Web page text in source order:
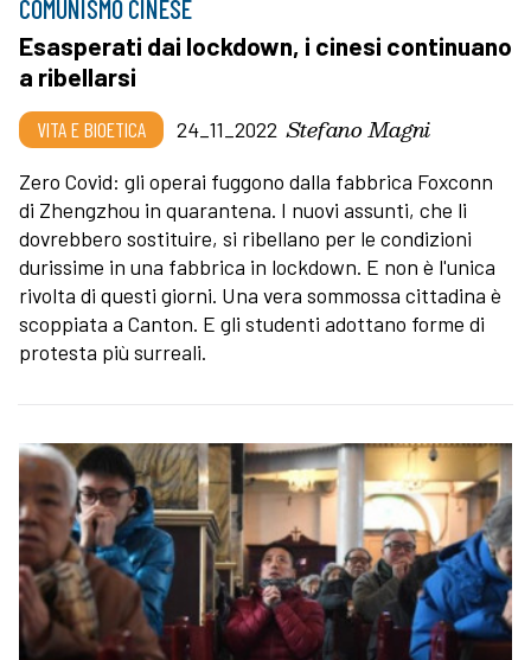
COMUNISMO CINESE
Esasperati dai lockdown, i cinesi continuano
a ribellarsi
VITA E BIOETICA 24_11_2022 Stefano Magni
Zero Covid: gli operai fuggono dalla fabbrica Foxconn
di Zhengzhou in quarantena. I nuovi assunti, che li
dovrebbero sostituire, si ribellano per le condizioni
durissime in una fabbrica in lockdown. E non è l'unica
rivolta di questi giorni. Una vera sommossa cittadina è
scoppiata a Canton. E gli studenti adottano forme di
protesta più surreali.